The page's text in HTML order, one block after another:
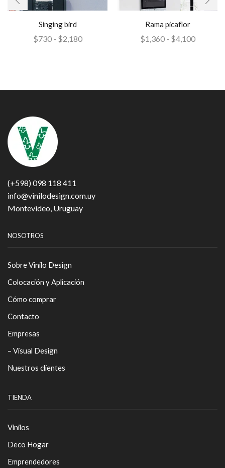
Singing bird
$730 - $2,180
Rama picaflor
$1,360 - $4,100
(+598) 098 118 411
info@vinilodesign.com.uy
Montevideo, Uruguay
NOSOTROS
Sobre Vinilo Design
Colocación y Aplicación
Cómo comprar
Contacto
Empresas
– Visual Design
Nuestros clientes
TIENDA
Vinilos
Deco Hogar
Emprendedores